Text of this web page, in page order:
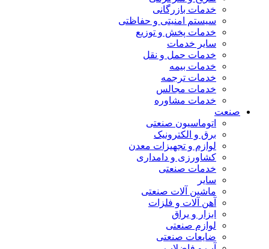
خدمات بازرگانی
سیستم امنیتی و حفاظتی
خدمات پخش و توزیع
سایر خدمات
خدمات حمل و نقل
خدمات بیمه
خدمات ترجمه
خدمات مجالس
خدمات مشاوره
صنعت
اتوماسیون صنعتی
برق و الکترونیک
لوازم و تجهیزات معدن
کشاورزی و دامداری
خدمات صنعتی
سایر
ماشین آلات صنعتی
آهن آلات و فلزات
ابزار و یراق
لوازم صنعتی
ضایعات صنعتی